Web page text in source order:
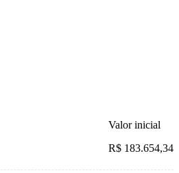
Valor inicial
R$ 183.654,34